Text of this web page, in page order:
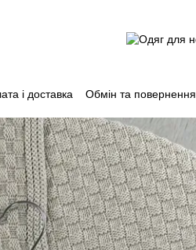
і доставка Обмін та повернення